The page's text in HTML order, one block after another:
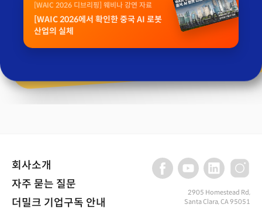
[WAIC 2026 디브리핑] 웨비나 강연 자료
[WAIC 2026에서 확인한 중국 AI 로봇
산업의 실체
회사소개
자주 묻는 질문
더밀크 기업구독 안내
2905 Homestead Rd,
Santa Clara, CA 95051